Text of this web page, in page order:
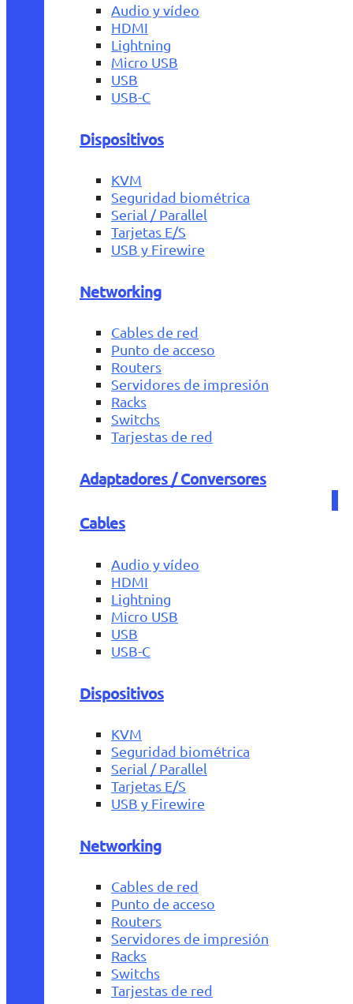
Audio y vídeo
HDMI
Lightning
Micro USB
USB
USB-C
Dispositivos
KVM
Seguridad biométrica
Serial / Parallel
Tarjetas E/S
USB y Firewire
Networking
Cables de red
Punto de acceso
Routers
Servidores de impresión
Racks
Switchs
Tarjestas de red
Adaptadores / Conversores
Cables
Audio y vídeo
HDMI
Lightning
Micro USB
USB
USB-C
Dispositivos
KVM
Seguridad biométrica
Serial / Parallel
Tarjetas E/S
USB y Firewire
Networking
Cables de red
Punto de acceso
Routers
Servidores de impresión
Racks
Switchs
Tarjestas de red